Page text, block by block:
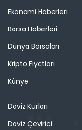
Ekonomi Haberleri
Borsa Haberleri
Dünya Borsaları
Kripto Fiyatları
Künye
Döviz Kurları
Döviz Çevirici